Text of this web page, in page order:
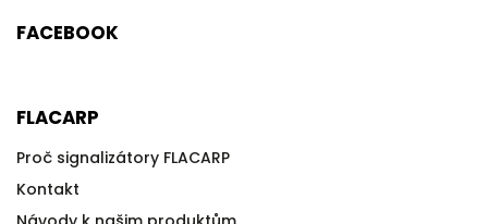
FACEBOOK
FLACARP
Proč signalizátory FLACARP
Kontakt